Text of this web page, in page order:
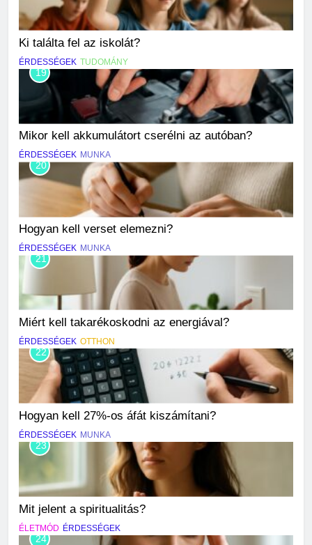
Ki találta fel az iskolát?
ÉRDESSÉGEK TUDOMÁNY
19
Mikor kell akkumulátort cserélni az autóban?
ÉRDESSÉGEK MUNKA
20
Hogyan kell verset elemezni?
ÉRDESSÉGEK MUNKA
21
Miért kell takarékoskodni az energiával?
ÉRDESSÉGEK OTTHON
22
Hogyan kell 27%-os áfát kiszámítani?
ÉRDESSÉGEK MUNKA
23
Mit jelent a spiritualitás?
ÉLETMÓD ÉRDESSÉGEK
24